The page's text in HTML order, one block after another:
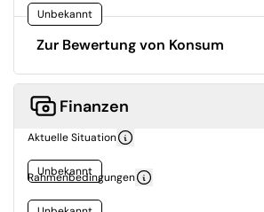
Unbekannt
Zur Bewertung von Konsum
Finanzen
Aktuelle Situation
Unbekannt
Rahmenbedingungen